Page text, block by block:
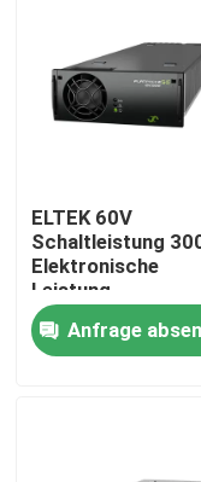
Startseite
ELTEK 60V
Schaltleistung
Elektronische
Leistung
Telekommunikation
ELTEK Flatpack2
60/3000 SHE
Anfrage